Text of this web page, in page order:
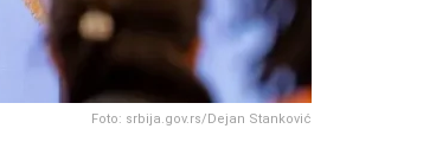
Foto: srbija.gov.rs/Dejan Stanković